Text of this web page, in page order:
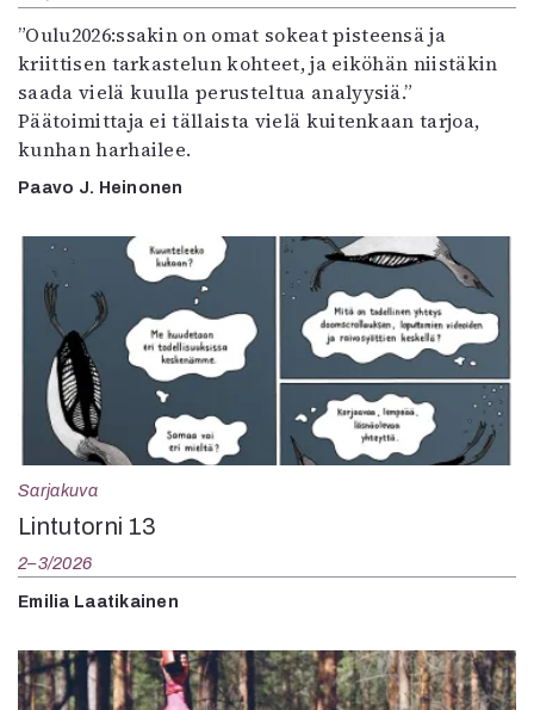
”Oulu2026:ssakin on omat sokeat pisteensä ja
kriittisen tarkastelun kohteet, ja eiköhän niistäkin
saada vielä kuulla perusteltua analyysiä.”
Päätoimittaja ei tällaista vielä kuitenkaan tarjoa,
kunhan harhailee.
Paavo J. Heinonen
Sarjakuva
Lintutorni 13
2–3/2026
Emilia Laatikainen